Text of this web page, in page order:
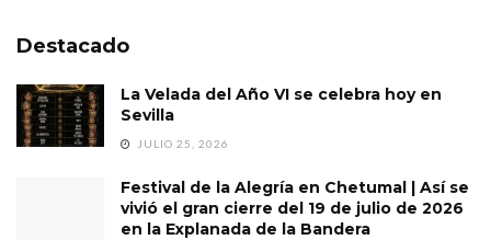
Destacado
La Velada del Año VI se celebra hoy en
Sevilla
JULIO 25, 2026
Festival de la Alegría en Chetumal | Así se
vivió el gran cierre del 19 de julio de 2026
en la Explanada de la Bandera